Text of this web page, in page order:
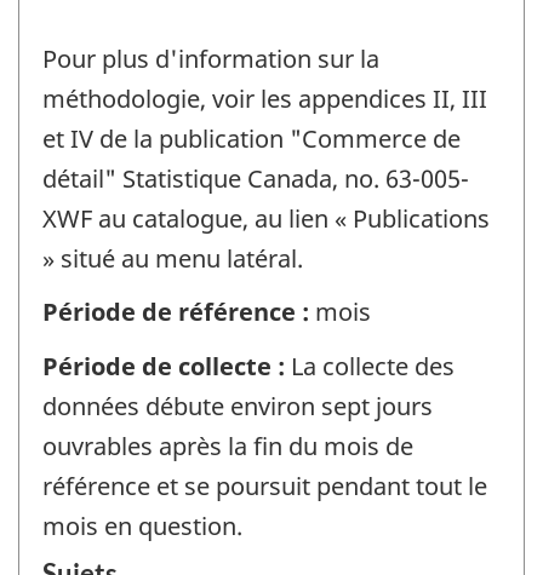
Pour plus d'information sur la
méthodologie, voir les appendices II, III
et IV de la publication "Commerce de
détail" Statistique Canada, no. 63-005-
XWF au catalogue, au lien « Publications
» situé au menu latéral.
Période de référence : mois
Période de collecte : La collecte des
données débute environ sept jours
ouvrables après la fin du mois de
référence et se poursuit pendant tout le
mois en question.